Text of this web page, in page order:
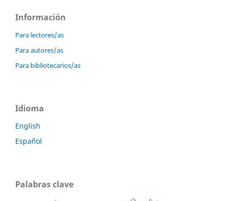
Información
Para lectores/as
Para autores/as
Para bibliotecarios/as
Idioma
English
Español
Palabras clave